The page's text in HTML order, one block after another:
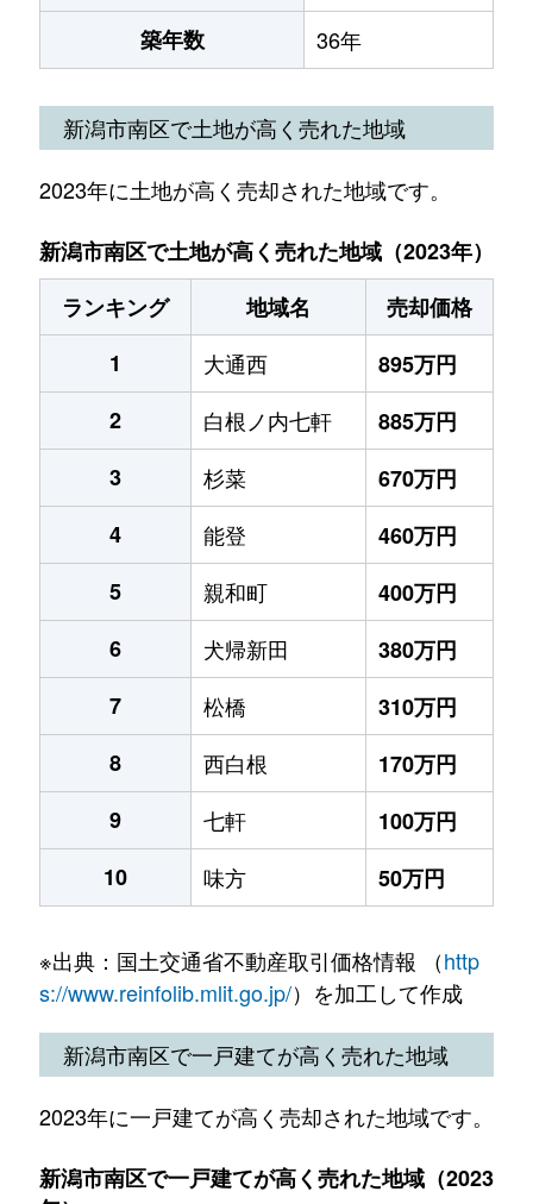
築年数 36年
新潟市南区で土地が高く売れた地域
2023年に土地が高く売却された地域です。
新潟市南区で土地が高く売れた地域（2023年）
ランキング
地域名
売却価格
1
大通西
895万円
2
白根ノ内七軒
885万円
3
杉菜
670万円
4
能登
460万円
5
親和町
400万円
6
犬帰新田
380万円
7
松橋
310万円
8
西白根
170万円
9
七軒
100万円
10
味方 50万円
※出典：国土交通省不動産取引価格情報 （http
s://www.reinfolib.mlit.go.jp/）を加工して作成
新潟市南区で一戸建てが高く売れた地域
2023年に一戸建てが高く売却された地域です。
新潟市南区で一戸建てが高く売れた地域（2023